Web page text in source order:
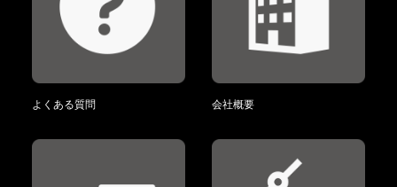
よくある質問 会社概要